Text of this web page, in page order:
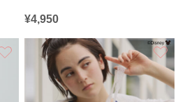
¥4,950
お気に入り